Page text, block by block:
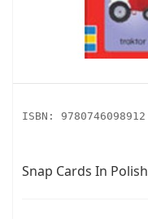
ISBN: 9780746098912
Snap Cards In Polish